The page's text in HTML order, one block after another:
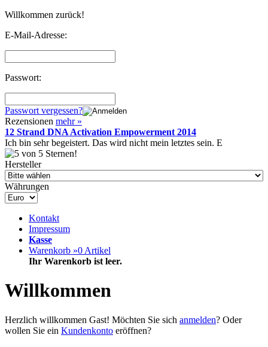
Willkommen zurück!
E-Mail-Adresse:
Passwort:
Passwort vergessen?
Rezensionen mehr »
12 Strand DNA Activation Empowerment 2014
Ich bin sehr begeistert. Das wird nicht mein letztes sein. E
Hersteller
Währungen
Kontakt
Impressum
Kasse
Warenkorb »0 Artikel
Ihr Warenkorb ist leer.
Willkommen
Herzlich willkommen Gast! Möchten Sie sich anmelden? Oder
wollen Sie ein Kundenkonto eröffnen?